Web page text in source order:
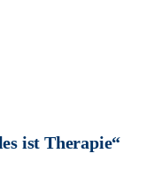
ist Therapie“